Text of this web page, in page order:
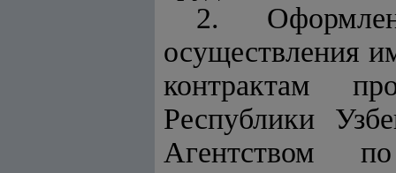
2.
осуществления
контрактам
Республики
Агентством